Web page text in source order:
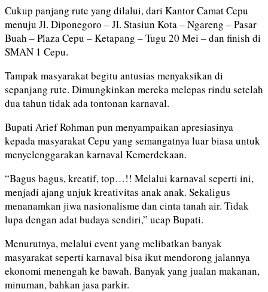
Cukup panjang rute yang dilalui, dari Kantor Camat Cepu
menuju Jl. Diponegoro – Jl. Stasiun Kota – Ngareng – Pasar
Buah – Plaza Cepu – Ketapang – Tugu 20 Mei – dan finish di
SMAN 1 Cepu.
Tampak masyarakat begitu antusias menyaksikan di
sepanjang rute. Dimungkinkan mereka melepas rindu setelah
dua tahun tidak ada tontonan karnaval.
Bupati Arief Rohman pun menyampaikan apresiasinya
kepada masyarakat Cepu yang semangatnya luar biasa untuk
menyelenggarakan karnaval Kemerdekaan.
“Bagus bagus, kreatif, top…!! Melalui karnaval seperti ini,
menjadi ajang unjuk kreativitas anak anak. Sekaligus
menanamkan jiwa nasionalisme dan cinta tanah air. Tidak
lupa dengan adat budaya sendiri,” ucap Bupati.
Menurutnya, melalui event yang melibatkan banyak
masyarakat seperti karnaval bisa ikut mendorong jalannya
ekonomi menengah ke bawah. Banyak yang jualan makanan,
minuman, bahkan jasa parkir.